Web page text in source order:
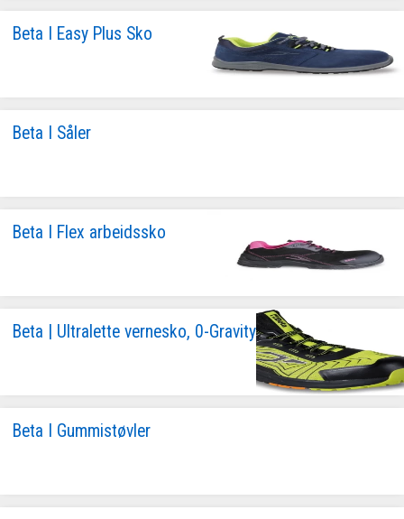
Beta I Easy Plus Sko
Beta I Såler
Beta I Flex arbeidssko
Beta | Ultralette vernesko, 0-Gravity
Beta I Gummistøvler